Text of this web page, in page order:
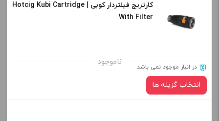
کارتریج فیلتردار کوبی | Hotcig Kubi Cartridge
With Filter
ناموجود در انبار موجود نمی باشد
انتخاب گزینه ها